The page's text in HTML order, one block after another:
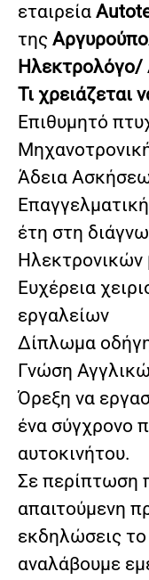
εταιρεία
της
Ηλεκτρολόγο/
Τι χρειάζεται
Επιθυμητό
Άδεια
έτη στη
Ευχέρεια
εργαλείων
Δίπλωμα
Γνώση
Όρεξη να
ένα σύγχρονο
αυτοκινήτου.
Σε περίπτωση
απαιτούμενη
εκδηλώσεις
αναλάβουμε